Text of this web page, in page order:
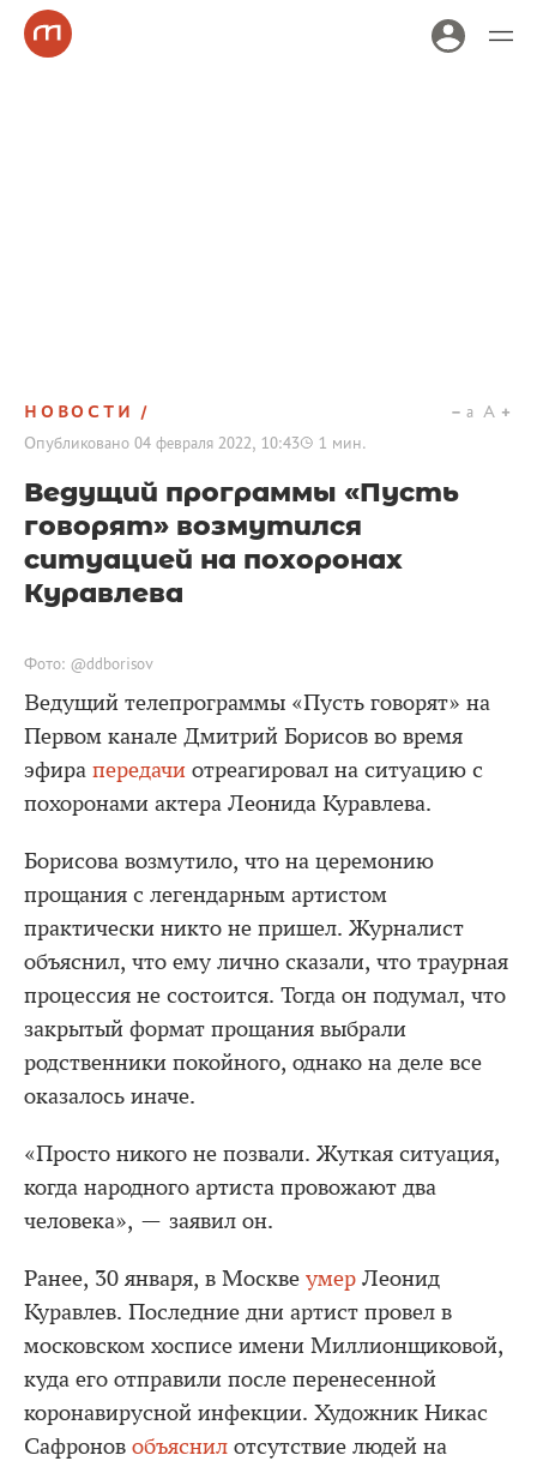
НОВОСТИ
Опубликовано 04 февраля 2022, 10:43 1 мин.
a A
Ведущий программы «Пусть
говорят» возмутился
ситуацией на похоронах
Куравлева
Фото: @ddborisov
Ведущий телепрограммы «Пусть говорят» на
Первом канале Дмитрий Борисов во время
эфира передачи отреагировал на ситуацию с
похоронами актера Леонида Куравлева.
Борисова возмутило, что на церемонию
прощания с легендарным артистом
практически никто не пришел. Журналист
объяснил, что ему лично сказали, что траурная
процессия не состоится. Тогда он подумал, что
закрытый формат прощания выбрали
родственники покойного, однако на деле все
оказалось иначе.
«Просто никого не позвали. Жуткая ситуация,
когда народного артиста провожают два
человека», — заявил он.
Ранее, 30 января, в Москве умер Леонид
Куравлев. Последние дни артист провел в
московском хосписе имени Миллионщиковой,
куда его отправили после перенесенной
коронавирусной инфекции. Художник Никас
Сафронов объяснил отсутствие людей на